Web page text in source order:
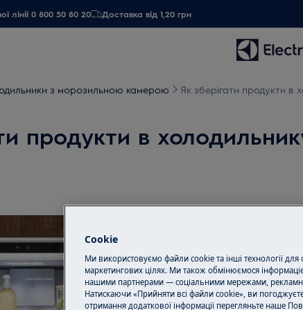
лінії 0 800 50 80 20 Доставка від 1,20 грн
з морозильною камерою Як зберігати продукти в
продукти в
Cookie
Ми використовуємо файли cookie та інші технології для
маркетингових цілях. Ми також обмінюємося
нашими партнерами — соціальними мережами,
Натискаючи «Прийняти всі файли cookie», ви
отримання додаткової інформації перегляньте наше